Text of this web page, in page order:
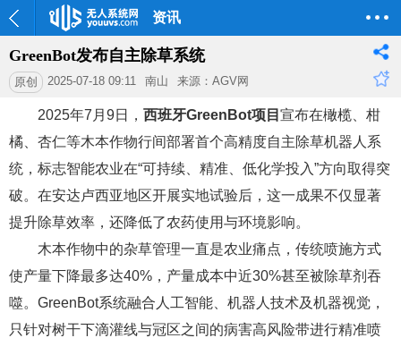
资讯
GreenBot发布自主除草系统
原创 2025-07-18 09:11 南山 来源：AGV网
2025年7月9日， 西班牙GreenBot项目 宣布在橄榄、柑
橘、杏仁等木本作物行间部署首个高精度自主除草机器人系
统，标志智能农业在“可持续、精准、低化学投入”方向取得突
破。在安达卢西亚地区开展实地试验后，这一成果不仅显著
提升除草效率，还降低了农药使用与环境影响。
木本作物中的杂草管理一直是农业痛点，传统喷施方式
使产量下降最多达40%，产量成本中近30%甚至被除草剂吞
噬。GreenBot系统融合人工智能、机器人技术及机器视觉，
只针对树干下滴灌线与冠区之间的病害高风险带进行精准喷